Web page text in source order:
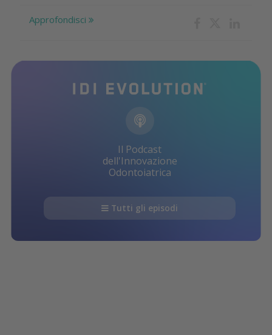
Approfondisci
Il Podcast
dell'Innovazione
Odontoiatrica
Tutti gli episodi